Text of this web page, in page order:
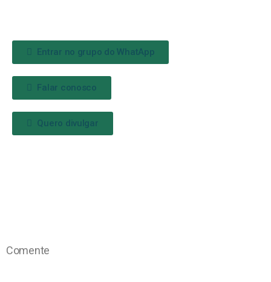
Entrar no grupo do WhatApp
Falar conosco
Quero divulgar
Comente